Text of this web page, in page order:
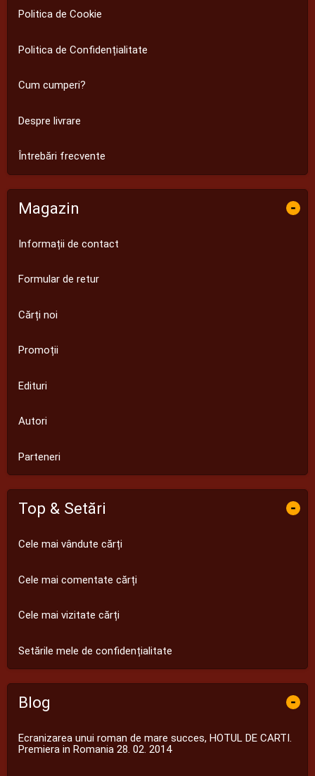
Politica de Cookie
Politica de Confidențialitate
Cum cumperi?
Despre livrare
Întrebări frecvente
Magazin -
Informații de contact
Formular de retur
Cărți noi
Promoții
Edituri
Autori
Parteneri
Top & Setări -
Cele mai vândute cărți
Cele mai comentate cărți
Cele mai vizitate cărți
Setările mele de confidențialitate
Blog -
Ecranizarea unui roman de mare succes, HOTUL DE CARTI.
Premiera in Romania 28. 02. 2014